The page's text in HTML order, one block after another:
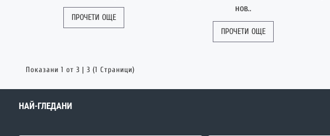
ПРОЧЕТИ ОЩЕ
нов..
ПРОЧЕТИ ОЩЕ
Показани 1 от 3 | 3 (1 Страници)
НАЙ-ГЛЕДАНИ